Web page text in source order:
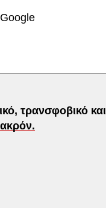
τρανσφοβικό και